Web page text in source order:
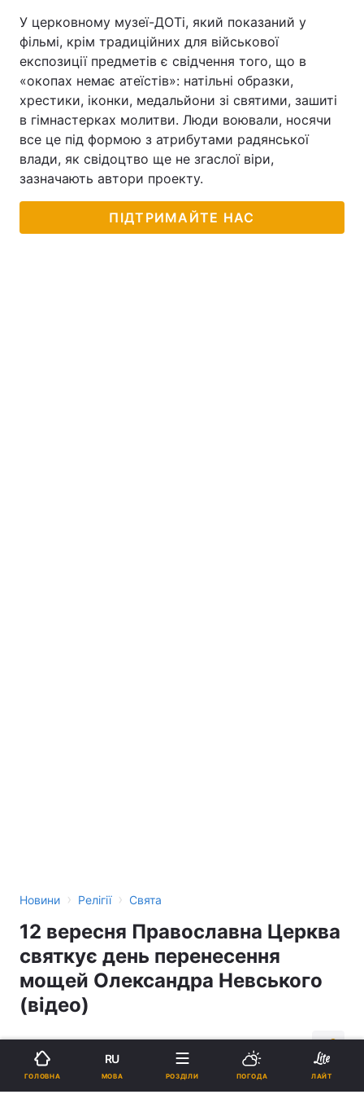
У церковному музеї-ДОТі, який показаний у
фільмі, крім традиційних для військової
експозиції предметів є свідчення того, що в
«окопах немає атеїстів»: натільні образки,
хрестики, іконки, медальйони зі святими, зашиті
в гімнастерках молитви. Люди воювали, носячи
все це під формою з атрибутами радянської
влади, як свідоцтво ще не згаслої віри,
зазначають автори проекту.
ПІДТРИМАЙТЕ НАС
Новини › Релігії › Свята
12 вересня Православна Церква
святкує день перенесення
мощей Олександра Невського
(відео)
Підпишіться на нас в Google
ГОЛОВНА
RU
МОВА РОЗДІЛИ ПОГОДА ЛАЙТ